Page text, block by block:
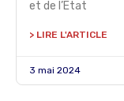
et de l’Etat
> LIRE L'ARTICLE
3 mai 2024